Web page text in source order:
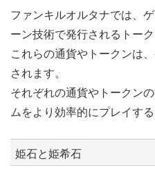
ファンキルオルタナでは、
ーン技術で発行されるトー
これらの通貨やトークンは
されます。
それぞれの通貨やトークン
ムをより効率的にプレイする
姫石と姫希石